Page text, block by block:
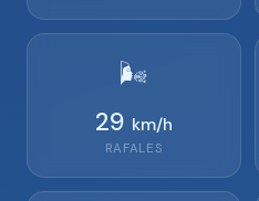
🌬️
29 km/h
RAFALES